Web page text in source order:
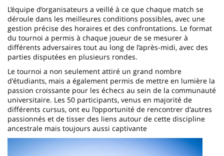
L’équipe d’organisateurs a veillé à ce que chaque match se
déroule dans les meilleures conditions possibles, avec une
gestion précise des horaires et des confrontations. Le format
du tournoi a permis à chaque joueur de se mesurer à
différents adversaires tout au long de l’après-midi, avec des
parties disputées en plusieurs rondes.
Le tournoi a non seulement attiré un grand nombre
d'étudiants, mais a également permis de mettre en lumière la
passion croissante pour les échecs au sein de la communauté
universitaire. Les 50 participants, venus en majorité de
différents cursus, ont eu l’opportunité de rencontrer d'autres
passionnés et de tisser des liens autour de cette discipline
ancestrale mais toujours aussi captivante